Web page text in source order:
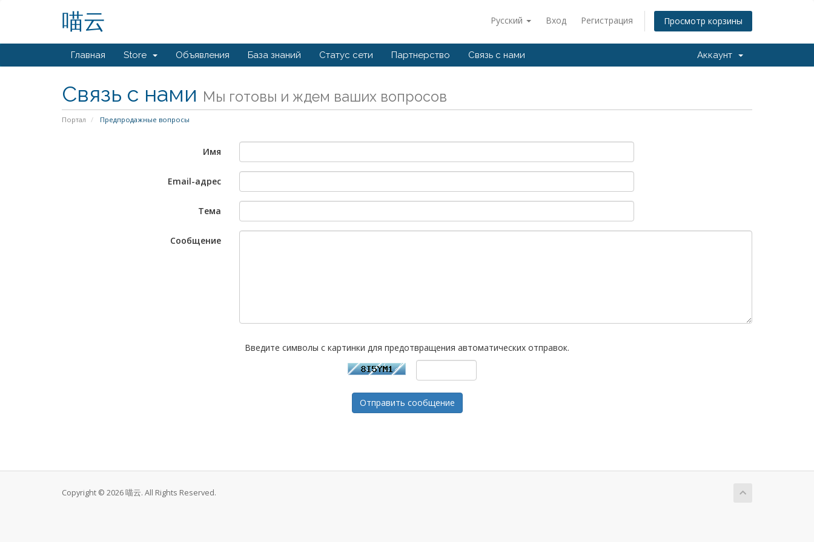
Русский Вход Регистрация Просмотр корзины
喵云
Главная Store Объявления База знаний Статус сети Партнерство Связь с нами Аккаунт
Связь с нами Мы готовы и ждем ваших вопросов
Портал Предпродажные вопросы
Имя
Email-адрес
Тема
Сообщение
Введите символы с картинки для предотвращения автоматических отправок.
Отправить сообщение
Copyright © 2026 喵云. All Rights Reserved.